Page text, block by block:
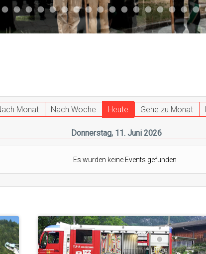
047
011
Aktuell 044
Aktuell 043
Aktuell 041
Aktuell 042
Aktuell 035
Aktuell 031
Aktuell 032
Aktuell 033
Aktuell 029
Aktuell 027
Aktuell 026
Start 013Aktuell 024
Aktuell 019
Auto 010
Start
Monat Nach Woche Heute Gehe zu Monat
Donnerstag, 11. Juni 2026
Es wurden keine Events gefunden